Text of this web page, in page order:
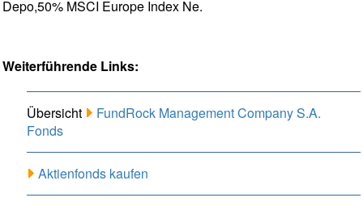
Depo,50% MSCI Europe Index Ne.
Weiterführende Links:
Übersicht
FundRock Management Company S.A.
Fonds
Aktienfonds kaufen